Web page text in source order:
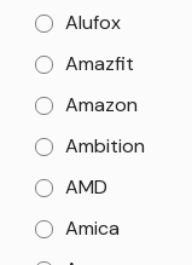
Alufox
Amazfit
Amazon
Ambition
AMD
Amica